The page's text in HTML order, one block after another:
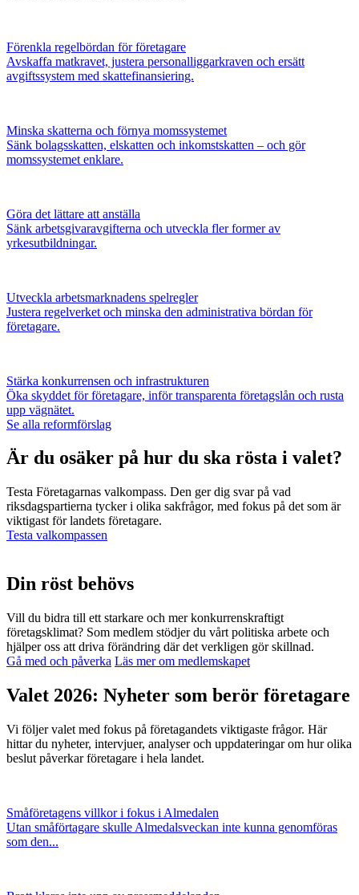
Förenkla regelbördan för företagare
Avskaffa matkravet, justera personalliggarkraven och ersätt
avgiftssystem med skattefinansiering.
Minska skatterna och förnya momssystemet
Sänk bolagsskatten, elskatten och inkomstskatten – och gör
momssystemet enklare.
Göra det lättare att anställa
Sänk arbetsgivaravgifterna och utveckla fler former av
yrkesutbildningar.
Utveckla arbetsmarknadens spelregler
Justera regelverket och minska den administrativa bördan för
företagare.
Stärka konkurrensen och infrastrukturen
Öka skyddet för företagare, inför transparenta företagslån och rusta
upp vägnätet.
Se alla reformförslag
Är du osäker på hur du ska rösta i valet?
Testa Företagarnas valkompass. Den ger dig svar på vad
riksdagspartierna tycker i olika sakfrågor, med fokus på det som är
viktigast för landets företagare.
Testa valkompassen
Din röst behövs
Vill du bidra till ett starkare och mer konkurrenskraftigt
företagsklimat? Som medlem stödjer du vårt politiska arbete och
hjälper oss att driva förändring där det verkligen gör skillnad.
Gå med och påverka Läs mer om medlemskapet
Valet 2026: Nyheter som berör företagare
Vi följer valet med fokus på företagandets viktigaste frågor. Här
hittar du nyheter, intervjuer, analyser och uppdateringar om hur olika
beslut påverkar företagare i hela landet.
Småföretagens villkor i fokus i Almedalen
Utan småförtagare skulle Almedalsveckan inte kunna genomföras
som den...